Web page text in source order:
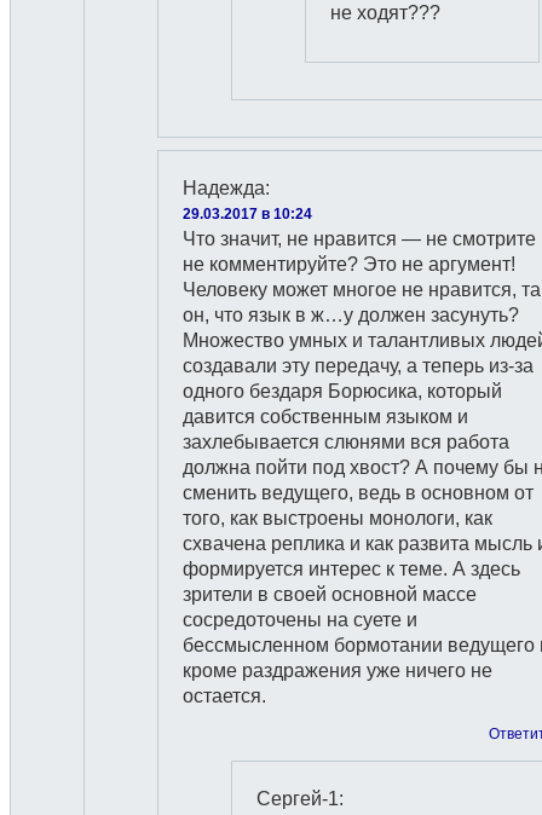
не ходят???
Надежда:
29.03.2017 в 10:24
Что значит, не нравится — не смотрите
не комментируйте? Это не аргумент!
Человеку может многое не нравится,
он, что язык в ж…у должен засунуть?
Множество умных и талантливых
создавали эту передачу, а теперь из-за
одного бездаря Борюсика, который
давится собственным языком и
захлебывается слюнями вся работа
должна пойти под хвост? А почему бы
сменить ведущего, ведь в основном от
того, как выстроены монологи, как
схвачена реплика и как развита мысль
формируется интерес к теме. А здесь
зрители в своей основной массе
сосредоточены на суете и
бессмысленном бормотании ведущего
кроме раздражения уже ничего не
остается.
Сергей-1: